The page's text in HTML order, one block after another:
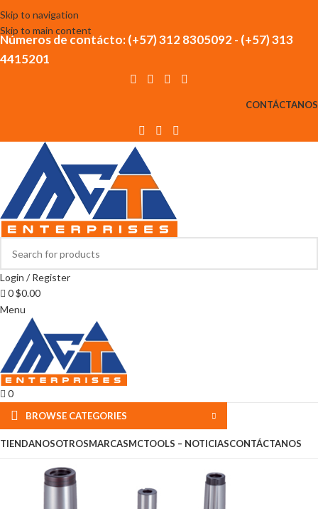
Skip to navigation
Skip to main content
Números de contácto: (+57) 312 8305092 - (+57) 313
4415201
CONTÁCTANOS
Login / Register
0$0.00
Menu
0
BROWSE CATEGORIES
TIENDANOSOTROSMARCASMCTOOLS – NOTICIASCONTÁCTANOS